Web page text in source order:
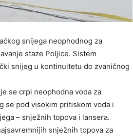
snijega neophodnog za
staze Poljice. Sistem
snijeg u kontinuitetu do zvaničnog
se crpi neophodna voda za
se pod visokim pritiskom voda i
– snježnih topova i lansera.
snježnih topova za